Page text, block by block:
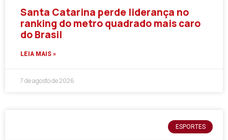
Santa Catarina perde liderança no
ranking do metro quadrado mais caro
do Brasil
LEIA MAIS »
7 de agosto de 2026
ESPORTES